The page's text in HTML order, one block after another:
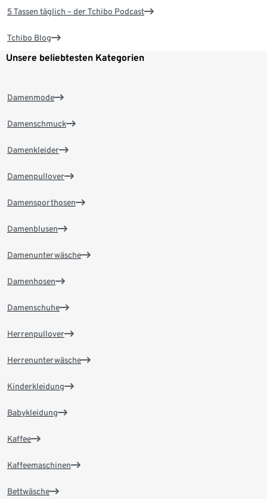
5 Tassen täglich – der Tchibo Podcast
Tchibo Blog
Unsere beliebtesten Kategorien
Damenmode
Damenschmuck
Damenkleider
Damenpullover
Damensporthosen
Damenblusen
Damenunterwäsche
Damenhosen
Damenschuhe
Herrenpullover
Herrenunterwäsche
Kinderkleidung
Babykleidung
Kaffee
Kaffeemaschinen
Bettwäsche